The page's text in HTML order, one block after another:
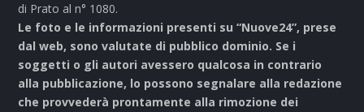
di Prato al n° 1080.
Le foto e le informazioni presenti su “Nuove24”, prese
dal web, sono valutate di pubblico dominio. Se i
soggetti o gli autori avessero qualcosa in contrario
alla pubblicazione, lo possono segnalare alla redazione
che provvederà prontamente alla rimozione dei